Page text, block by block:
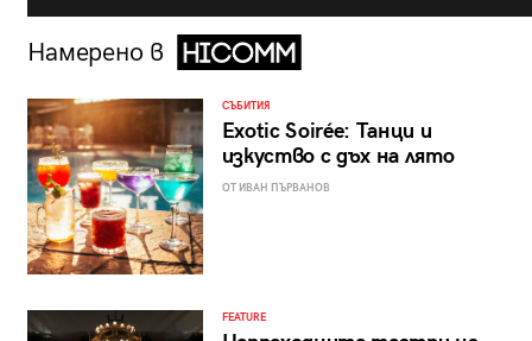
Намерено в
СЪБИТИЯ
Exotic Soirée: Танци и
изкуство с дъх на лято
ОТ ИВАН ПЪРВАНОВ
FEATURE